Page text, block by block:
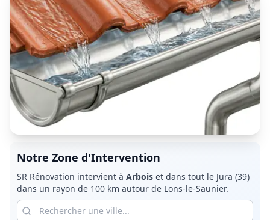
Notre Zone d'Intervention
SR Rénovation intervient à Arbois et dans tout le Jura (39)
dans un rayon de 100 km autour de Lons-le-Saunier.